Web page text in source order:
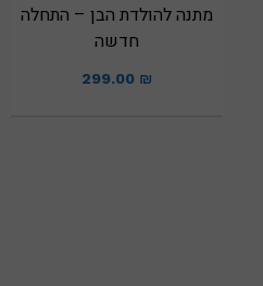
מתנה להולדת הבן – התחלה
חדשה
299.00 ₪